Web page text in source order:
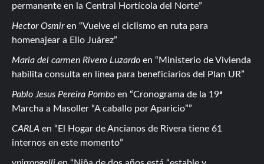
permanente en la Central Hortícola del Norte
Hector Osmiren
Vuelve el ciclismo en ruta para
homenajear a Elio Juárez
Maria del carmen Rivero Luzardo en
Ministerio de Vivienda
habilita consulta en línea para beneficiarios del Plan UR
Pablo Jesus Pereira Pombo en
Cronograma de la 19ª
Marcha a Masoller “A caballo por Aparicio”
CARLA en
El Hogar de Ancianos de Rivera tiene 61
internos en este momento